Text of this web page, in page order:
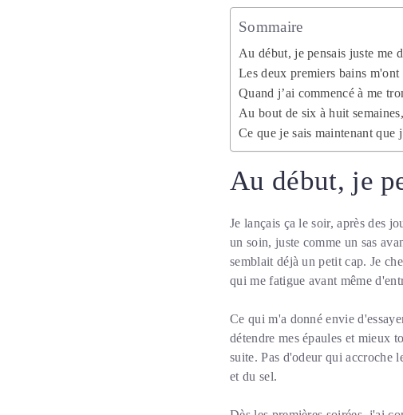
Sommaire
Au début, je pensais juste me
Les deux premiers bains
Quand j’ai commencé à me
Au bout de six à huit
Ce que je sais maintenant que
Au début, je
Je lançais ça le soir, après des
un soin, juste comme un sas
semblait déjà un petit cap. Je
qui me fatigue avant même
Ce qui m'a donné envie
détendre mes épaules et mieux
suite. Pas d'odeur qui accroche
et du sel.